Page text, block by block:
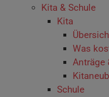
Kita & Schule
Kita
Was
Anträge
Schule